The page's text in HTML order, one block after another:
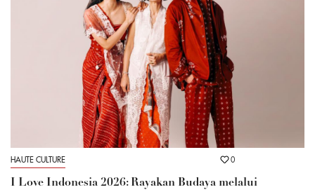
HAUTE CULTURE 0
I Love Indonesia 2026: Rayakan Budaya melalui